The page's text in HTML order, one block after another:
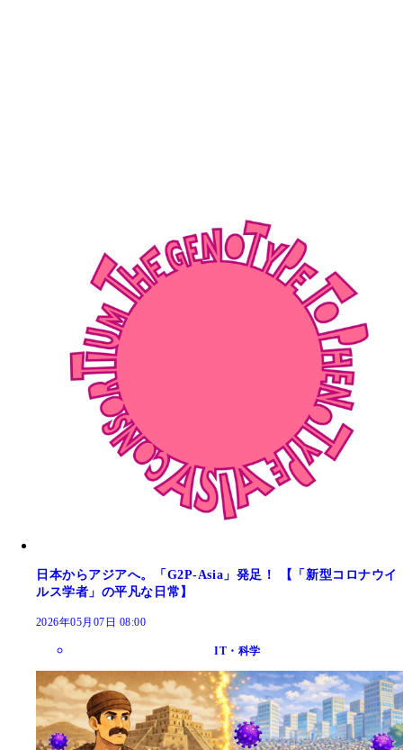
日本からアジアへ。「G2P-Asia」発足！ 【「新型コロナウイ
ルス学者」の平凡な日常】
2026年05月07日 08:00
IT・科学